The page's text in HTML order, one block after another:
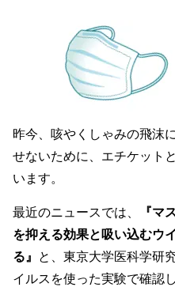
昨今、咳やくしゃみの飛沫
せないために、エチケット
います。
最近のニュースでは、
『マ
を抑える効果と吸い込むウ
る』
と、東京大学医科学研
イルスを使った実験で確認